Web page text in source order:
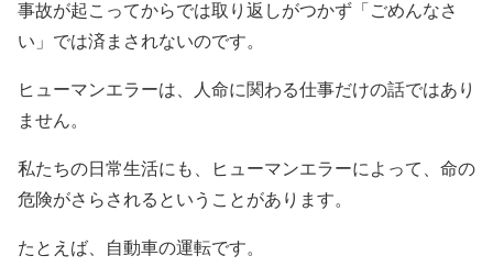
事故が起こってからでは取り返しがつかず「ごめんなさ
い」では済まされないのです。
ヒューマンエラーは、人命に関わる仕事だけの話ではあり
ません。
私たちの日常生活にも、ヒューマンエラーによって、命の
危険がさらされるということがあります。
たとえば、自動車の運転です。